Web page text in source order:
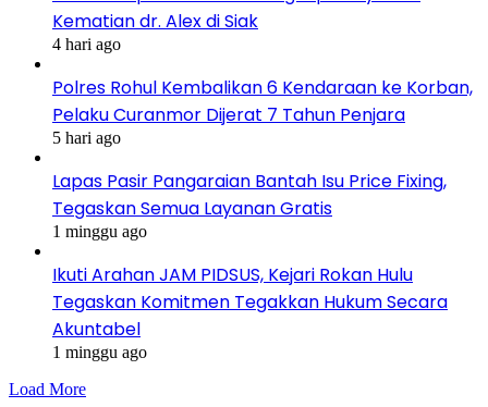
Kematian dr. Alex di Siak
4 hari ago
Polres Rohul Kembalikan 6 Kendaraan ke Korban,
Pelaku Curanmor Dijerat 7 Tahun Penjara
5 hari ago
Lapas Pasir Pangaraian Bantah Isu Price Fixing,
Tegaskan Semua Layanan Gratis
1 minggu ago
Ikuti Arahan JAM PIDSUS, Kejari Rokan Hulu
Tegaskan Komitmen Tegakkan Hukum Secara
Akuntabel
1 minggu ago
Load More